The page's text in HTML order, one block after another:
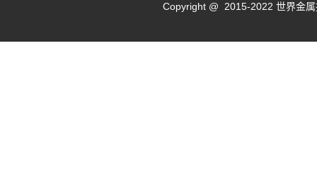
Copyright @ 2015-2022 世界金